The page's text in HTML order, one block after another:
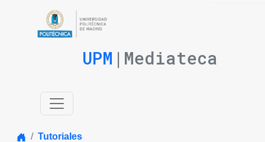
UPM |Mediateca
Inicio
Tutoriales